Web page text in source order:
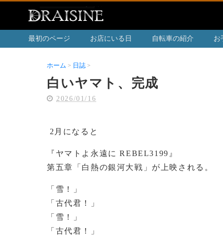
最初のページ お店にいる日 自転車の紹介 お
ホーム 日誌
白いヤマト、完成
2026/01/16
2月になると
『ヤマトよ永遠に REBEL3199』
第五章「白熱の銀河大戦」が上映される。
「雪！」
「古代君！」
「雪！」
「古代君！」